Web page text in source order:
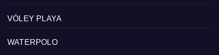
VÓLEY PLAYA
WATERPOLO